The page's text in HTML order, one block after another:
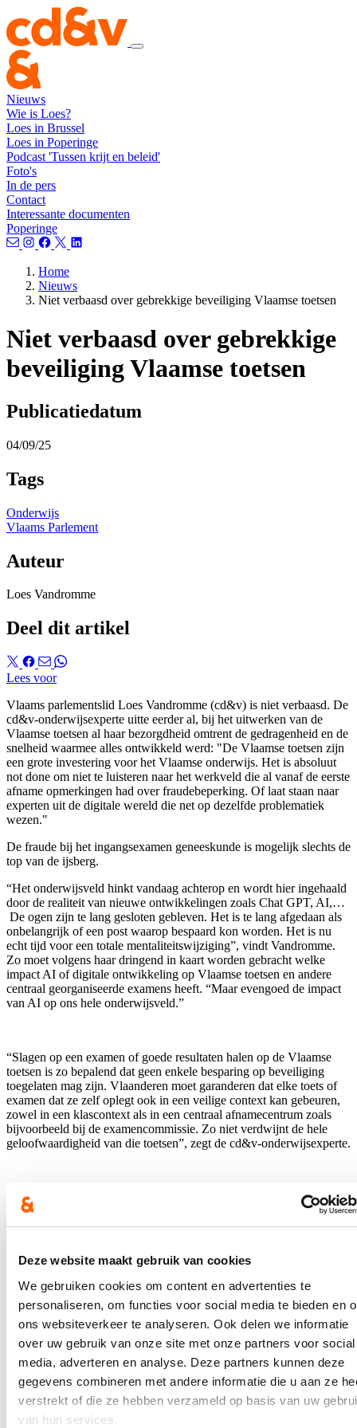
Deze website maakt gebruik van cookies
We gebruiken cookies om content en advertenties te
personaliseren, om functies voor social media te bieden en
ons websiteverkeer te analyseren. Ook delen we informatie
over uw gebruik van onze site met onze partners voor social
media, adverteren en analyse. Deze partners kunnen deze
gegevens combineren met andere informatie die u aan ze
verstrekt of die ze hebben verzameld op basis van uw
van hun services.
Nieuws
Wie is Loes?
Loes in Brussel
Loes in Poperinge
Podcast 'Tussen krijt en beleid'
Foto's
In de pers
Contact
Interessante documenten
Poperinge
Home
Nieuws
Niet verbaasd over gebrekkige beveiliging Vlaamse toetsen
Niet verbaasd over gebrekkige
beveiliging Vlaamse toetsen
Publicatiedatum
04/09/25
Tags
Onderwijs
Vlaams Parlement
Auteur
Loes Vandromme
Deel dit artikel
Lees voor
Vlaams parlementslid Loes Vandromme (cd&v) is niet verbaasd. De
cd&v-onderwijsexperte uitte eerder al, bij het uitwerken van de
Vlaamse toetsen al haar bezorgdheid omtrent de gedragenheid en de
snelheid waarmee alles ontwikkeld werd: "De Vlaamse toetsen zijn
een grote investering voor het Vlaamse onderwijs. Het is absoluut
not done om niet te luisteren naar het werkveld die al vanaf de eerste
afname opmerkingen had over fraudebeperking. Of laat staan naar
experten uit de digitale wereld die net op dezelfde problematiek
wezen."
De fraude bij het ingangsexamen geneeskunde is mogelijk slechts de
top van de ijsberg.
“Het onderwijsveld hinkt vandaag achterop en wordt hier ingehaald
door de realiteit van nieuwe ontwikkelingen zoals Chat GPT, AI,…
De ogen zijn te lang gesloten gebleven. Het is te lang afgedaan als
onbelangrijk of een post waarop bespaard kon worden. Het is nu
echt tijd voor een totale mentaliteitswijziging”, vindt Vandromme.
Zo moet volgens haar dringend in kaart worden gebracht welke
impact AI of digitale ontwikkeling op Vlaamse toetsen en andere
centraal georganiseerde examens heeft. “Maar evengoed de impact
van AI op ons hele onderwijsveld.”
“Slagen op een examen of goede resultaten halen op de Vlaamse
toetsen is zo bepalend dat geen enkele besparing op beveiliging
toegelaten mag zijn. Vlaanderen moet garanderen dat elke toets of
examen dat ze zelf oplegt ook in een veilige context kan gebeuren,
zowel in een klascontext als in een centraal afnamecentrum zoals
bijvoorbeeld bij de examencommissie. Zo niet verdwijnt de hele
geloofwaardigheid van die toetsen”, zegt de cd&v-onderwijsexperte.
“Elke leerling of student of cursist die deelneemt aan een examen
met als doel om een diploma, kwalificatie of toegangsticket te
behalen, moet maximale garanties hebben dat elkeen dezelfde
Ontvang mijn nieuwsbrief.
E-mailadres
Ja, ik wens de nieuwsbrief van Loes Vandromme te ontvangen op